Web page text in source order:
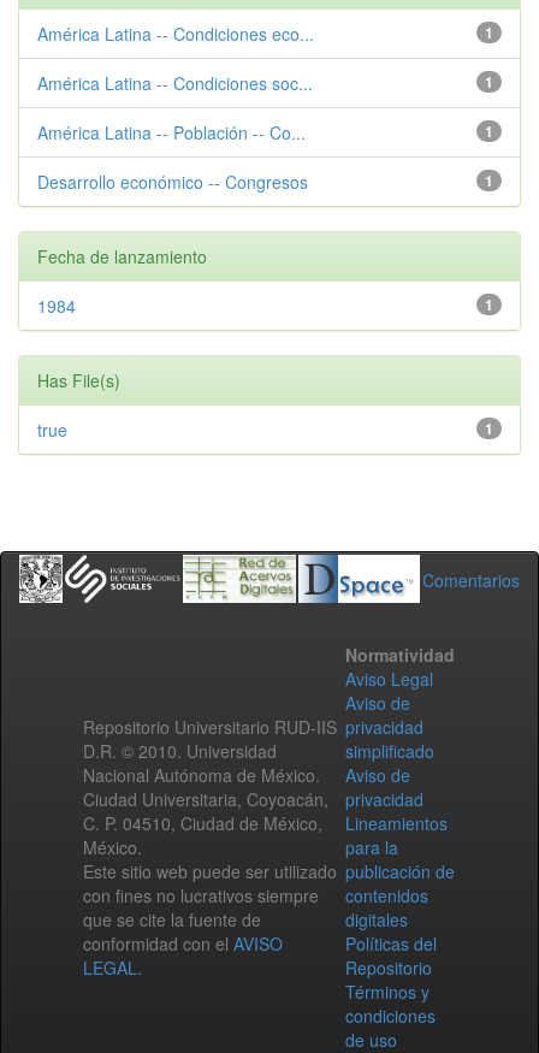
1
América Latina -- Condiciones eco...
1
América Latina -- Condiciones soc...
1
América Latina -- Población -- Co...
1
Desarrollo económico -- Congresos
Fecha de lanzamiento
1
1984
Has File(s)
1
true
Comentarios
Repositorio Universitario RUD-IIS
D.R. © 2010. Universidad
Nacional Autónoma de México.
Ciudad Universitaria, Coyoacán,
C. P. 04510, Ciudad de México,
México.
Este sitio web puede ser utilizado
con fines no lucrativos siempre
que se cite la fuente de
conformidad con el AVISO
LEGAL.
Normatividad
Aviso Legal
Aviso de
privacidad
simplificado
Aviso de
privacidad
Lineamientos
para la
publicación de
contenidos
digitales
Políticas del
Repositorio
Términos y
condiciones
de uso